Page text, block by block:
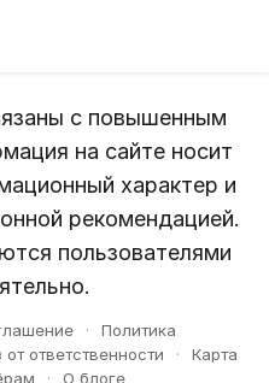
с повышенным
на сайте носит
характер и
рекомендацией.
пользователями
·
Политика
от ответственности ·
Карта
· О блоге